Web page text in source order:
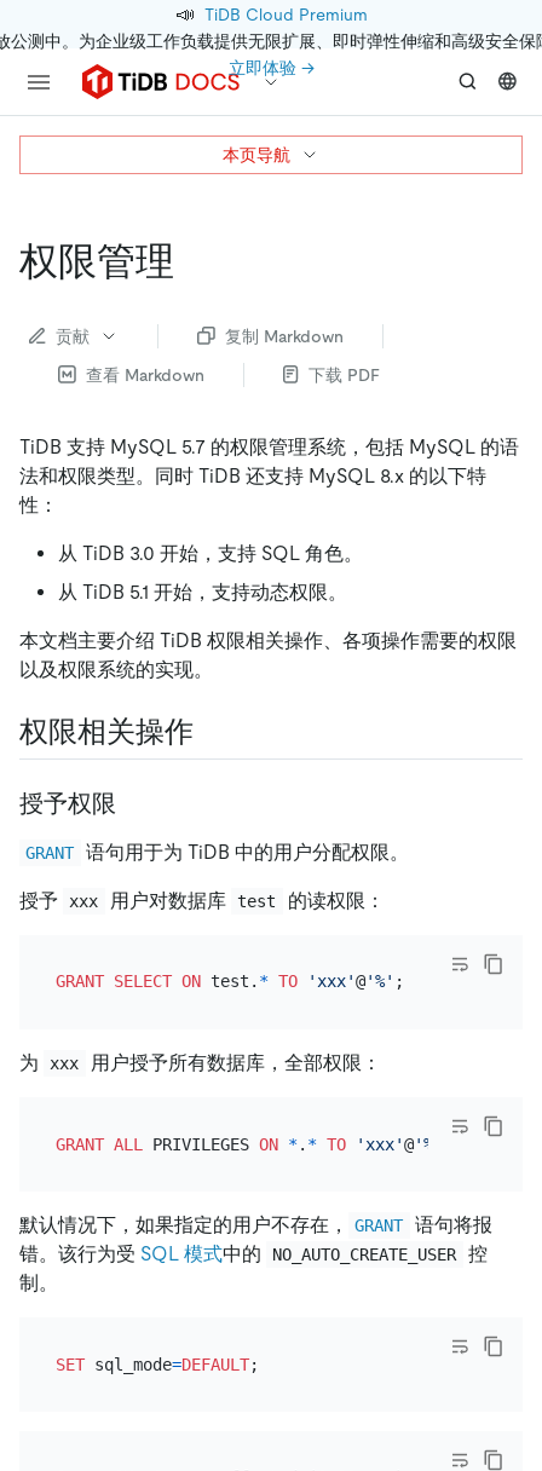
📣 TiDB Cloud Premium
公测中。为企业级工作负载提供无限扩展、即时弹性伸缩和高级安全保
立即体验 →
权限管理
贡献
复制 Markdown
查看 Markdown
下载 PDF
TiDB 支持 MySQL 5.7 的权限管理系统，包括 MySQL 的语
法和权限类型。同时 TiDB 还支持 MySQL 8.x 的以下特
性：
从 TiDB 3.0 开始，支持 SQL 角色。
从 TiDB 5.1 开始，支持动态权限。
本文档主要介绍 TiDB 权限相关操作、各项操作需要的权限
以及权限系统的实现。
权限相关操作
授予权限
GRANT 语句用于为 TiDB 中的用户分配权限。
授予 xxx 用户对数据库 test 的读权限：
GRANT SELECT ON test. * TO 'xxx'@'%'
为 xxx 用户授予所有数据库，全部权限：
GRANT ALL PRIVILEGES ON *. * TO 'xxx'@'%'
默认情况下，如果指定的用户不存在， GRANT 语句将报
错。该行为受 SQL 模式中的 NO_AUTO_CREATE_USER
控
制。
SET sql_mode=DEFAULT
本页导航